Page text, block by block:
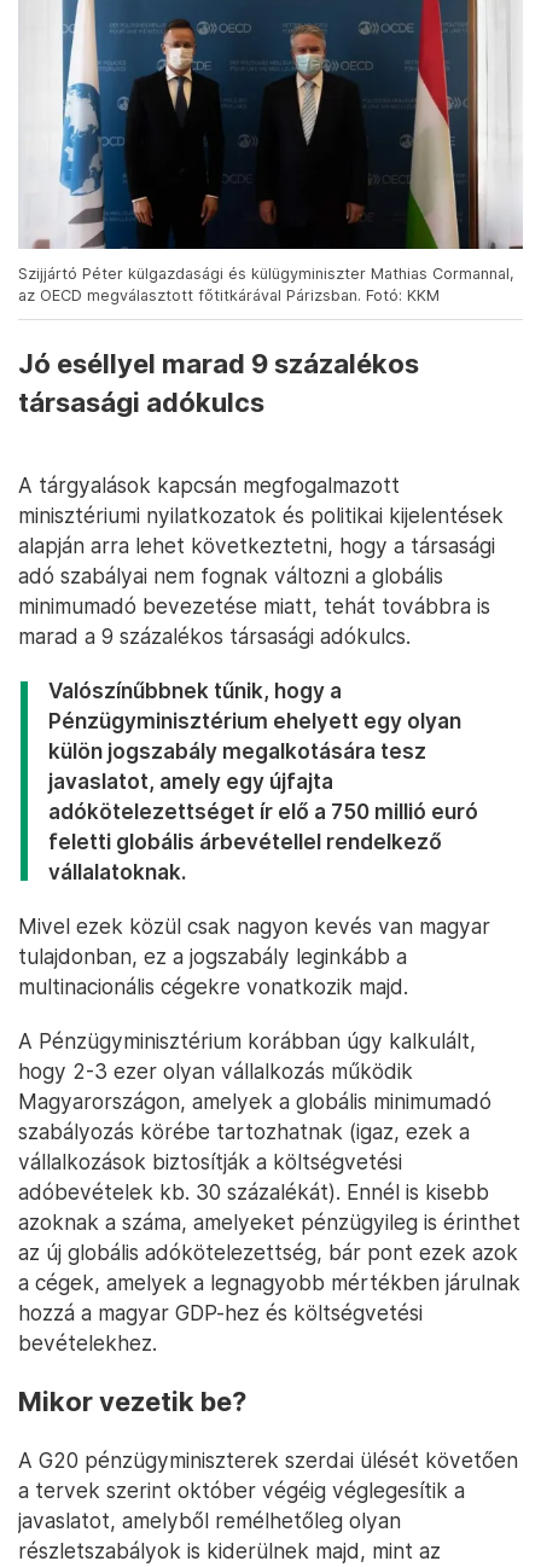
Szijjártó Péter külgazdasági és külügyminiszter Mathias Cormannal,
az OECD megválasztott főtitkárával Párizsban. Fotó: KKM
Jó eséllyel marad 9 százalékos
társasági adókulcs
A tárgyalások kapcsán megfogalmazott
minisztériumi nyilatkozatok és politikai kijelentések
alapján arra lehet következtetni, hogy a társasági
adó szabályai nem fognak változni a globális
minimumadó bevezetése miatt, tehát továbbra is
marad a 9 százalékos társasági adókulcs.
Valószínűbbnek tűnik, hogy a
Pénzügyminisztérium ehelyett egy olyan
külön jogszabály megalkotására tesz
javaslatot, amely egy újfajta
adókötelezettséget ír elő a 750 millió euró
feletti globális árbevétellel rendelkező
vállalatoknak.
Mivel ezek közül csak nagyon kevés van magyar
tulajdonban, ez a jogszabály leginkább a
multinacionális cégekre vonatkozik majd.
A Pénzügyminisztérium korábban úgy kalkulált,
hogy 2-3 ezer olyan vállalkozás működik
Magyarországon, amelyek a globális minimumadó
szabályozás körébe tartozhatnak (igaz, ezek a
vállalkozások biztosítják a költségvetési
adóbevételek kb. 30 százalékát). Ennél is kisebb
azoknak a száma, amelyeket pénzügyileg is érinthet
az új globális adókötelezettség, bár pont ezek azok
a cégek, amelyek a legnagyobb mértékben járulnak
hozzá a magyar GDP-hez és költségvetési
bevételekhez.
Mikor vezetik be?
A G20 pénzügyminiszterek szerdai ülését követően
a tervek szerint október végéig véglegesítik a
javaslatot, amelyből remélhetőleg olyan
részletszabályok is kiderülnek majd, mint az